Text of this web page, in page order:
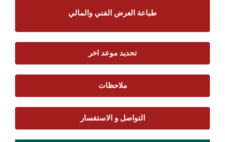
طباعة العرض الفني والمالي
تحديد موعد اخر
ملاحظات
التواصل و الاستفسار